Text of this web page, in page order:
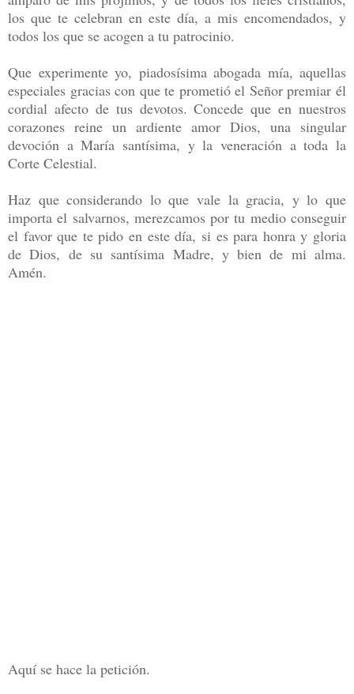
los que te celebran en este día, a mis encomendados, y
todos los que se acogen a tu patrocinio.
Que experimente yo, piadosísima abogada mía, aquellas
especiales gracias con que te prometió el Señor premiar él
cordial afecto de tus devotos. Concede que en nuestros
corazones reine un ardiente amor Dios, una singular
devoción a María santísima, y la veneración a toda la
Corte Celestial.
Haz que considerando lo que vale la gracia, y lo que
importa el salvarnos, merezcamos por tu medio conseguir
el favor que te pido en este día, si es para honra y gloria
de Dios, de su santísima Madre, y bien de mi alma.
Amén.
Aquí se hace la petición.